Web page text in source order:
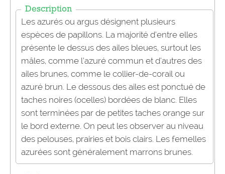
Description
Les azurés ou argus désignent plusieurs
espèces de papillons. La majorité d’entre elles
présente le dessus des ailes bleues, surtout les
mâles, comme l’azuré commun et d’autres des
ailes brunes, comme le collier-de-corail ou
azuré brun. Le dessous des ailes est ponctué de
taches noires (ocelles) bordées de blanc. Elles
sont terminées par de petites taches orange sur
le bord externe. On peut les observer au niveau
des pelouses, prairies et bois clairs. Les femelles
azurées sont généralement marrons brunes.